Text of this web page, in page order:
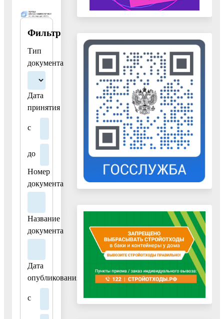
Фильтр
Тип
документа
Дата
принятия
с
до
Номер
документа
Название
документа
Дата
опубликования
с